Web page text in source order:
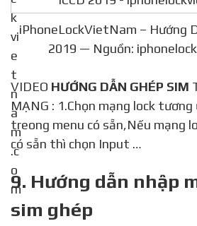
iPhoneLockVietNam – Hướng
2019 — Nguồn:
VIDEO HƯỚNG DẪN GHÉP SIM
MẠNG : 1.Chọn mạng lock tương
treong menu có sẵn,Nếu mạng
có sẵn thì chọn Input …
9. Hướng dẫn nhập
sim ghép